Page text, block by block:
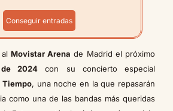
Conseguir entradas
Movistar Arena de Madrid el próximo
2024 con su concierto especial
Tiempo, una noche en la que repasarán
como una de las bandas más queridas